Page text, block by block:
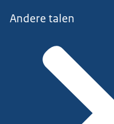
Andere talen